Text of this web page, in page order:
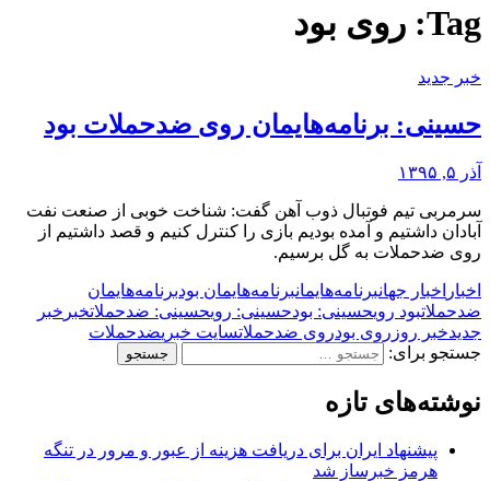
Tag: روی بود
خبر جدید
حسینی: برنامه‌هایمان روی ضدحملات بود
آذر ۵, ۱۳۹۵
سرمربی تیم فوتبال ذوب آهن گفت: شناخت خوبی از صنعت نفت
آبادان داشتیم و آمده بودیم بازی را کنترل کنیم و قصد داشتیم از
روی ضدحملات به گل برسیم.
اخبار اخبار جهانبرنامه‌هایمانبرنامه‌هایمان بودبرنامه‌هایمان
ضدحملاتبود رویحسینی: بودحسینی: رویحسینی: ضدحملاتخبر خبر
جدیدخبر روز روی بودروی ضدحملاتسایت خبریضدحملات
جستجو برای:
نوشته‌های تازه
پیشنهاد ایران برای دریافت هزینه از عبور و مرور در تنگه
هرمز خبرساز شد